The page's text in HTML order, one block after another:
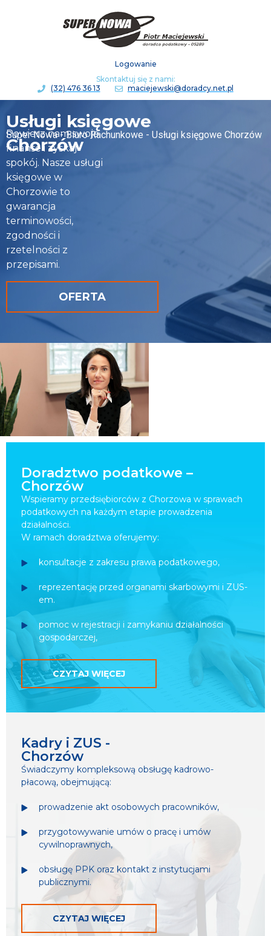
Logowanie
Skontaktuj się z nami:
(32) 476 36 13
maciejewski@doradcy.net.pl
OFERTA
Powierz nam swoje
finanse i zyskaj
spokój. Nasze usługi
księgowe w
Chorzowie to
gwarancja
terminowości,
zgodności i
rzetelności z
przepisami.
Usługi księgowe
Chorzów
Super Nowa - Biuro Rachunkowe - Usługi księgowe Chorzów
Doradztwo podatkowe –
Chorzów
Wspieramy przedsiębiorców z Chorzowa w sprawach
podatkowych na każdym etapie prowadzenia
działalności.
W ramach doradztwa oferujemy:
konsultacje z zakresu prawa podatkowego,
reprezentację przed organami skarbowymi i ZUS-
em.
pomoc w rejestracji i zamykaniu działalności
gospodarczej,
CZYTAJ WIĘCEJ
Kadry i ZUS -
Chorzów
Świadczymy kompleksową obsługę kadrowo-
płacową, obejmującą:
prowadzenie akt osobowych pracowników,
przygotowywanie umów o pracę i umów
cywilnoprawnych,
obsługę PPK oraz kontakt z instytucjami
publicznymi.
CZYTAJ WIĘCEJ